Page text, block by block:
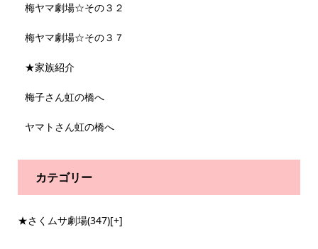
梅ヤマ劇場☆その３２
梅ヤマ劇場☆その３７
★家族紹介
梅子さん虹の橋へ
ヤマトさん虹の橋へ
カテゴリー
★さくムサ劇場(347)[+]